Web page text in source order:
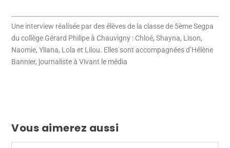
Une interview réalisée par des élèves de la classe de 5ème Segpa
du collège Gérard Philipe à Chauvigny : Chloé, Shayna, Lison,
Naomie, Yliana, Lola et Lilou. Elles sont accompagnées d’Hélène
Bannier, journaliste à Vivant le média
Vous aimerez aussi